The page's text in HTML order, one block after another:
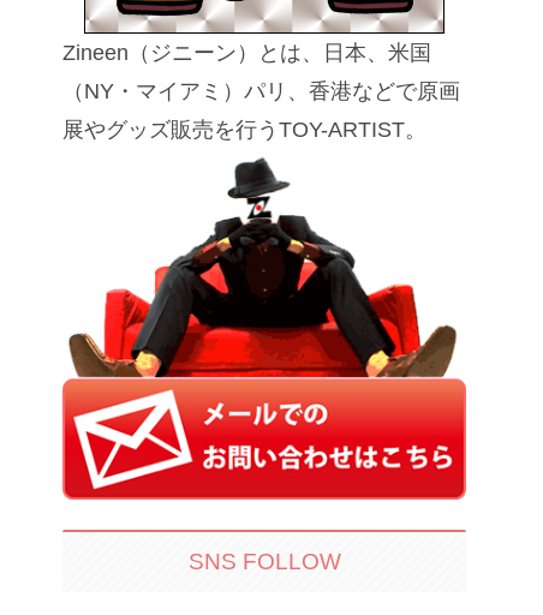
Zineen（ジニーン）とは、日本、米国
（NY・マイアミ）パリ、香港などで原画
展やグッズ販売を行うTOY-ARTIST。
SNS FOLLOW